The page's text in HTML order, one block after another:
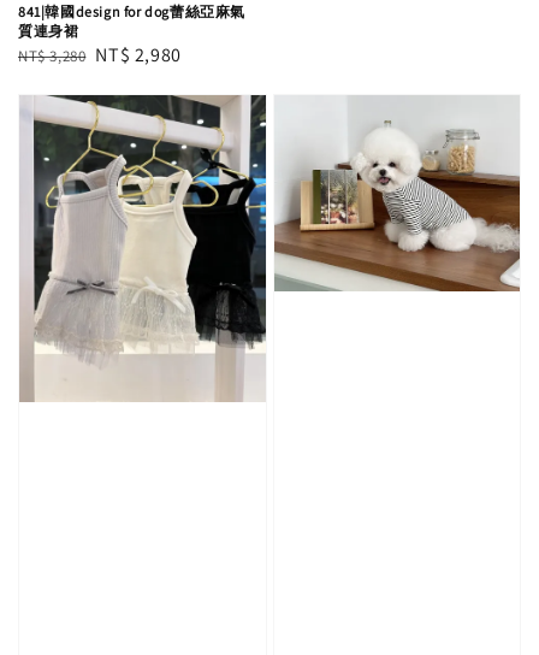
841|韓國design for dog蕾絲亞麻氣
質連身裙
Regular
NT$ 3,280 Sale
NT$ 2,980